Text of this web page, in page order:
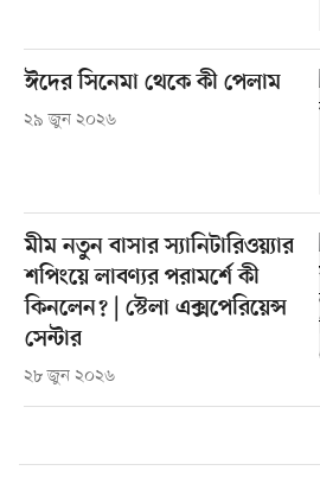
ঈদের সিনেমা থেকে কী পেলাম
২৯ জুন ২০২৬
মীম নতুন বাসার স্যানিটারিওয়্যার
শপিংয়ে লাবণ্যর পরামর্শে কী
কিনলেন? | স্টেলা এক্সপেরিয়েন্স
সেন্টার
২৮ জুন ২০২৬